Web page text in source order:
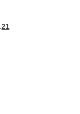
21